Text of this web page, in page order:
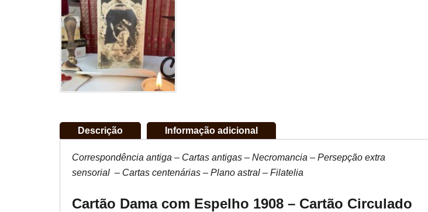
Descrição Informação adicional
Correspondência antiga – Cartas antigas – Necromancia – Persepção extra
sensorial – Cartas centenárias – Plano astral – Filatelia
Cartão Dama com Espelho 1908 – Cartão Circulado